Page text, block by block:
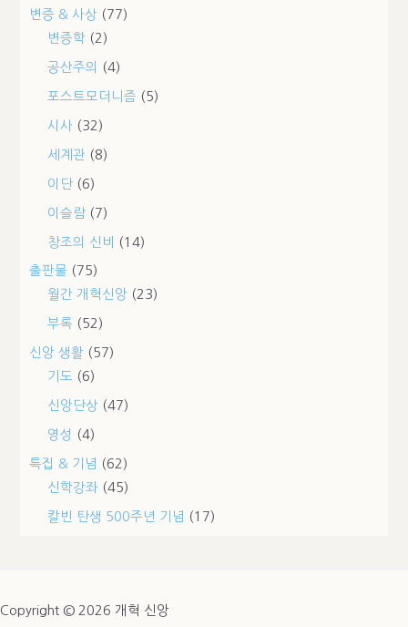
변증 & 사상 (77)
변증학 (2)
공산주의 (4)
포스트모더니즘 (5)
시사 (32)
세계관 (8)
이단 (6)
이슬람 (7)
창조의 신비 (14)
출판물 (75)
월간 개혁신앙 (23)
부록 (52)
신앙 생활 (57)
기도 (6)
신앙단상 (47)
영성 (4)
특집 & 기념 (62)
신학강좌 (45)
칼빈 탄생 500주년 기념 (17)
Copyright © 2026 개혁 신앙